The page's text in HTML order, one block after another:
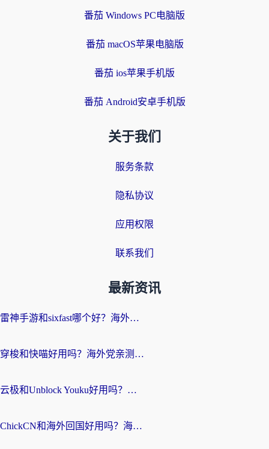
番茄 Windows PC电脑版
番茄 macOS苹果电脑版
番茄 ios苹果手机版
番茄 Android安卓手机版
关于我们
服务条款
隐私协议
应用权限
联系我们
最新资讯
雷神手游和sixfast哪个好？海外党亲测3款回国加速器，教你选对不踩坑
穿梭和快喵好用吗？海外党亲测：小众加速器对比+番茄加速器深度体验
云极和Unblock Youku好用吗？海外党亲测+2026回国加速器避坑指南
ChickCN和海外回国好用吗？海外党2026亲测：从手游到影音，选对加速器的3个关键